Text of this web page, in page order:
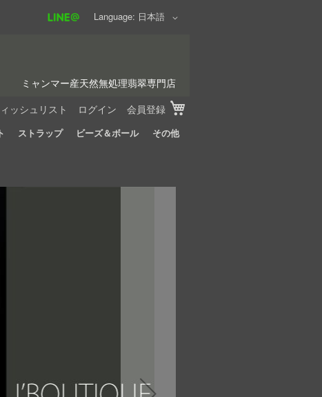
Language
日本語
ッシュリスト ログイン 会員登録
ミャンマー産天然無処理翡翠専門店
ストラップ ビーズ＆ボール その他